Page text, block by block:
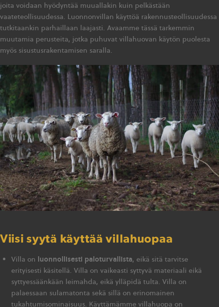
joita voidaan hyödyntää muuallakin kuin pelkästään
vaateteollisuudessa. Luonnonvillan käyttöä rakennusteollisuudessa
tutkitaankin parhaillaan laajasti. Avaamme tässä tarkemmin
muutamia perusteita, jotka puhuvat villahuovan käytön puolesta
myös sisustusrakentamisen saralla.
Viisi syytä käyttää villahuopaa
Villa on luonnollisesti paloturvallista, eikä sitä tarvitse
erityisesti käsitellä. Villa on vaikeasti syttyvä materiaali eikä
syttyessäänkään leimahda, eikä ylläpidä tulta. Villa on
palaessaan sulamatonta sekä sillä on erinomainen
tukahtumisominaisuus. Käyttämämme villahuopa on